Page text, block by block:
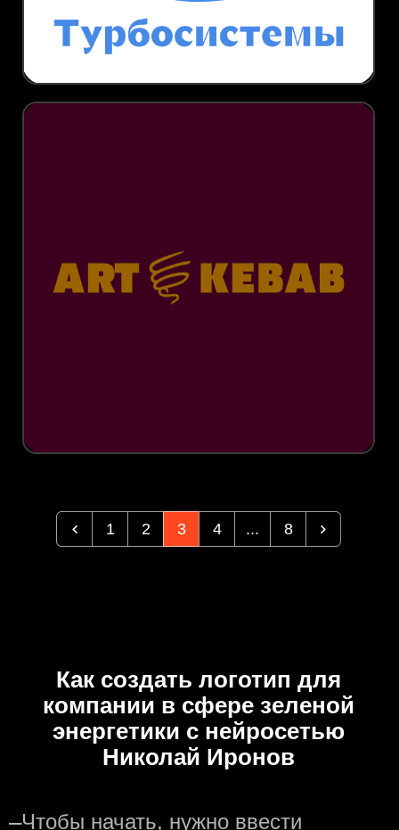
1 2 3 4 ... 8
Как создать логотип для
компании в сфере зеленой
энергетики с нейросетью
Николай Иронов
—Чтобы начать, нужно ввести